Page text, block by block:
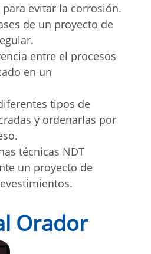
evitar la corrosión.
de un proyecto de
entre el procesos
en un
tipos de
y ordenarlas por
técnicas NDT
un proyecto de
Orador